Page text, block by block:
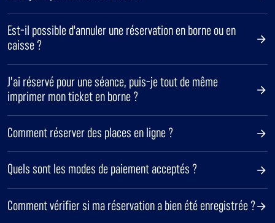
Est-il possible d'annuler une réservation en borne ou en
caisse ?
J’ai réservé pour une séance, puis-je tout de même
imprimer mon ticket en borne ?
Comment réserver des places en ligne ?
Quels sont les modes de paiement acceptés ?
Comment vérifier si ma réservation a bien été enregistrée ?